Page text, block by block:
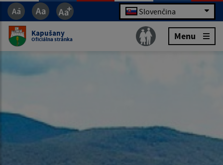
Slovenčina
Kapušany
Oficiálna stránka Menu